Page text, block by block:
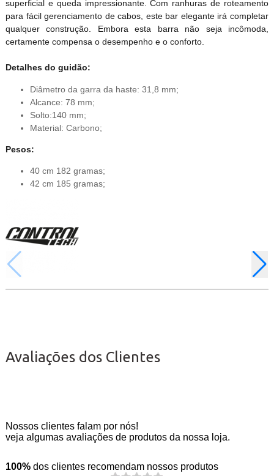
superficial e queda impressionante. Com ranhuras de roteamento
para fácil gerenciamento de cabos, este bar elegante irá completar
qualquer construção. Embora esta barra não seja incômoda,
certamente compensa o desempenho e o conforto.
Detalhes do guidão:
Diâmetro da garra da haste: 31,8 mm;
Alcance: 78 mm;
Solto:140 mm;
Material: Carbono;
Pesos:
40 cm 182 gramas;
42 cm 185 gramas;
Avaliações dos Clientes
Nossos clientes falam por nós!
veja algumas avaliações de produtos da nossa loja.
100% dos clientes recomendam nossos produtos